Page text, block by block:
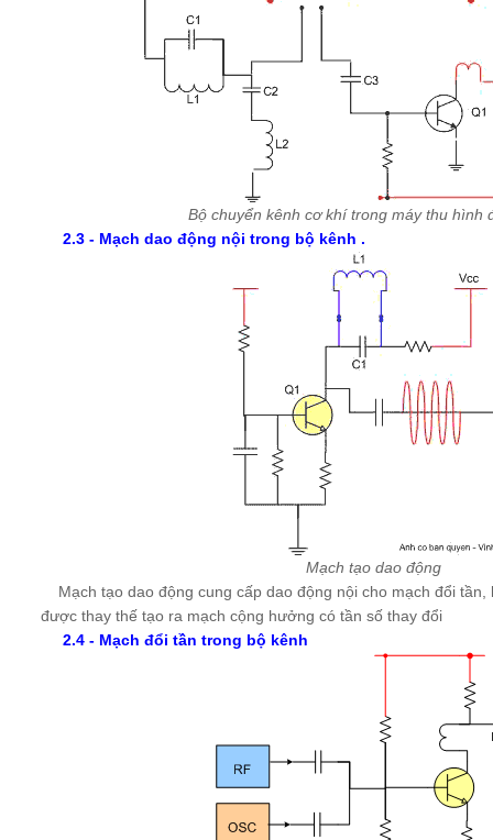
Bộ chuyển kênh cơ khí trong máy thu hình
2.3 - Mạch dao động nội trong bộ kênh .
Mạch tạo dao động
Mạch tạo dao động cung cấp dao động nội cho mạch đổi tần,
được thay thế tạo ra mạch cộng hưởng có tần số thay đổi
2.4 - Mạch đổi tần trong bộ kênh